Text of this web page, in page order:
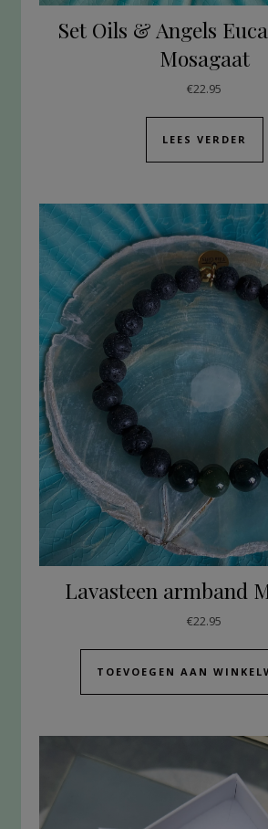
Set Oils & Angels
Mosagaat
€22.95
LEES VERDER
Lavasteen armband
€22.95
TOEVOEGEN AAN